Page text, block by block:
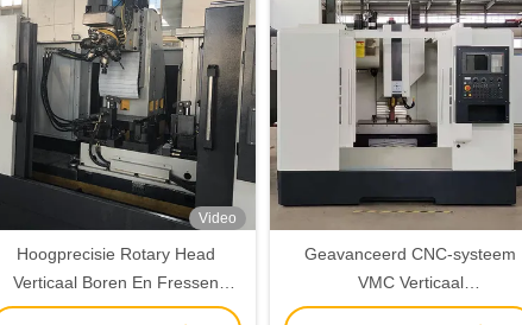
Video
Hoogprecisie Rotary Head
Verticaal Boren En Fressen
Machine CNC 3000KG
Geavanceerd CNC-systeem
VMC Verticaal
Bewerkingscentrum Vmc 650